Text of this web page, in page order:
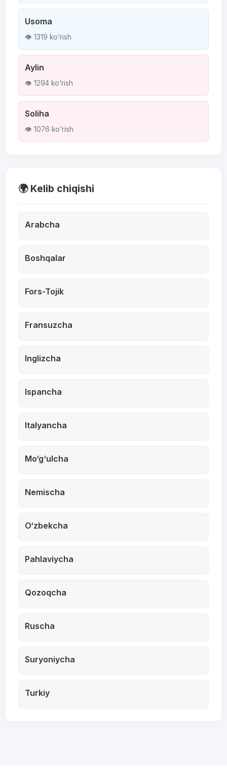
Usoma
👁 1319 ko'rish
Aylin
👁 1294 ko'rish
Soliha
👁 1076 ko'rish
🌍 Kelib chiqishi
Arabcha
Boshqalar
Fors-Tojik
Fransuzcha
Inglizcha
Ispancha
Italyancha
Mo‘g‘ulcha
Nemischa
O‘zbekcha
Pahlaviycha
Qozoqcha
Ruscha
Suryoniycha
Turkiy